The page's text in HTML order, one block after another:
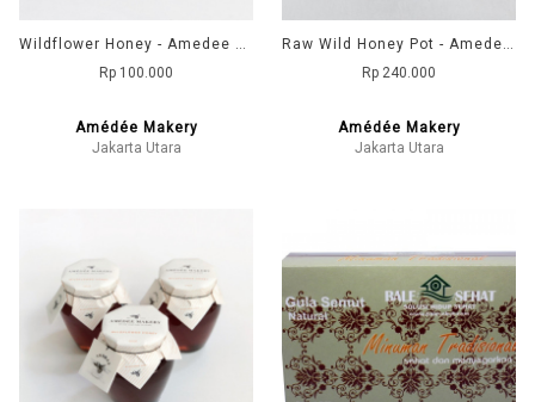
Wildflower Honey - Amedee Makery
Rp 100.000
Amédée Makery
Jakarta Utara
Raw Wild Honey Pot - Amedee Makery
Rp 240.000
Amédée Makery
Jakarta Utara